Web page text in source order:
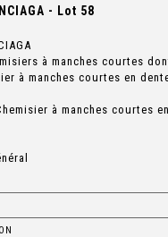
- Lot 58
à manches courtes
à manches courtes en
à manches courtes